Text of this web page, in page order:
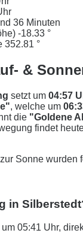
36 Minuten
-18.33 °
352.81 °
&
setzt um 04:57
, welche um
die "Goldene
findet
Sonne wurden
in
05:41 Uhr,